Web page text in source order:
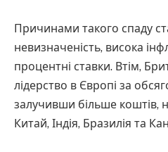
Причинами такого спаду
невизначеність, висока
процентні ставки. Втім,
лідерство в Європі за
залучивши більше коштів,
Китай, Індія, Бразилія та